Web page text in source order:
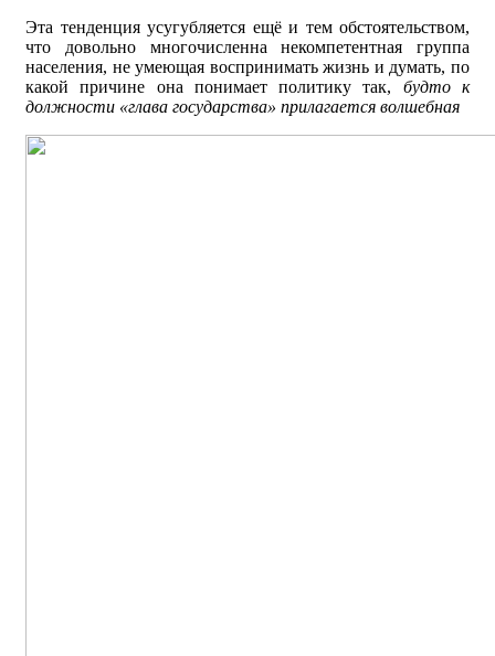
Эта тенденция усугубляется ещё и тем обстоятельством,
что довольно мно­гочисленна некомпетентная группа
населения, не умеющая воспринимать жизнь и думать, по
какой причине она понимает политику так, будто
к
должности «глава государства» прилагается волшебная